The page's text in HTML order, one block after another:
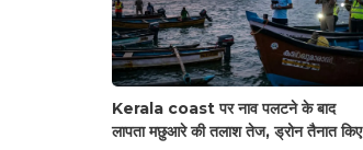
Kerala coast पर नाव पलटने के बाद
लापता मछुआरे की तलाश तेज, ड्रोन तैनात किए